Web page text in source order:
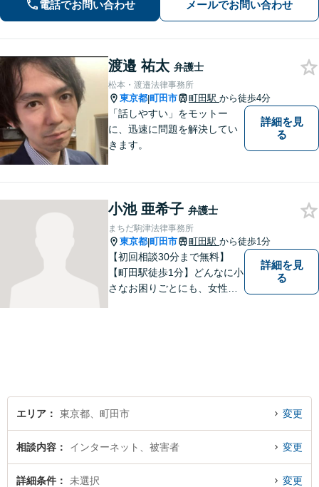
電話でお問い合わせ メールでお問い合わせ
渡邉 祐太 弁護士
松本・渡邉法律事務所
東京都|町田市 町田駅 から徒歩4分
「話しやすい」をモットー
に、迅速に問題を解決してい
きます。
詳細を見
る
小池 亜希子 弁護士
まちだ駒津法律事務所
東京都|町田市 町田駅 から徒歩1分
【初回相談30分まで無料】
【町田駅徒歩1分】どんなに小
さなお困りごとにも、女性弁
詳細を見
る
エリア 東京都、町田市 変更
相談内容 インターネット、被害者 変更
詳細条件 未選択 変更